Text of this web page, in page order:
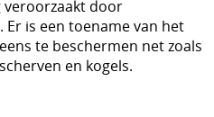
uitrusting
uitrusting
door
is een toename van het
te beschermen net zoals
en kogels.